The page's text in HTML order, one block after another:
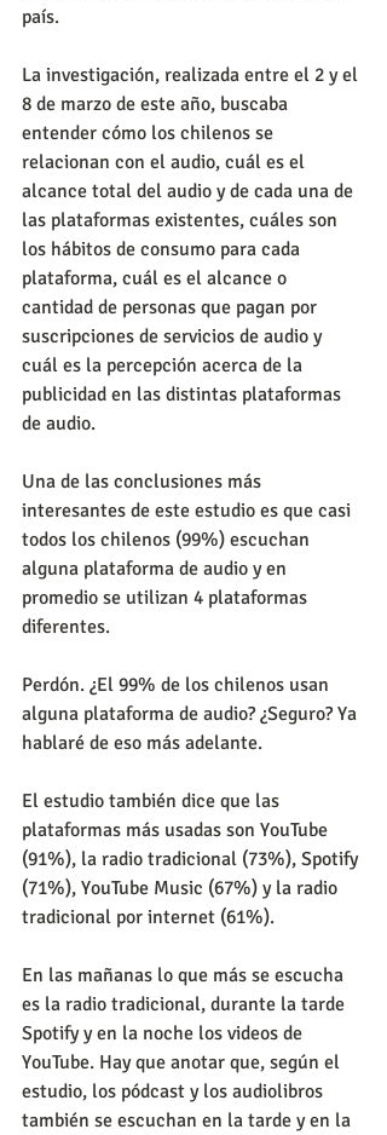
país.
La investigación, realizada entre el 2 y el
8 de marzo de este año, buscaba
entender cómo los chilenos se
relacionan con el audio, cuál es el
alcance total del audio y de cada una de
las plataformas existentes, cuáles son
los hábitos de consumo para cada
plataforma, cuál es el alcance o
cantidad de personas que pagan por
suscripciones de servicios de audio y
cuál es la percepción acerca de la
publicidad en las distintas plataformas
de audio.
Una de las conclusiones más
interesantes de este estudio es que casi
todos los chilenos (99%) escuchan
alguna plataforma de audio y en
promedio se utilizan 4 plataformas
diferentes.
Perdón. ¿El 99% de los chilenos usan
alguna plataforma de audio? ¿Seguro? Ya
hablaré de eso más adelante.
El estudio también dice que las
plataformas más usadas son YouTube
(91%), la radio tradicional (73%), Spotify
(71%), YouTube Music (67%) y la radio
tradicional por internet (61%).
En las mañanas lo que más se escucha
es la radio tradicional, durante la tarde
Spotify y en la noche los videos de
YouTube. Hay que anotar que, según el
estudio, los pódcast y los audiolibros
también se escuchan en la tarde y en la